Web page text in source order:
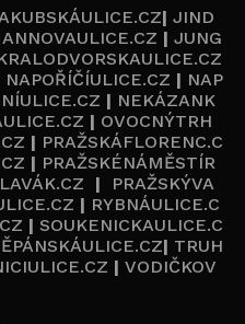
| JIND
| JUNG
NAPOŘÍČÍULICE.CZ | NAP
| NEKÁZANK
| OVOCNÝTRH
| PRAŽSKÁFLORENC.C
| PRAŽSKÉNÁMĚSTÍR
|
PRAŽSKÝVA
| RYBNÁULICE.C
| SOUKENICKAULICE.C
| TRUH
| VODIČKOV